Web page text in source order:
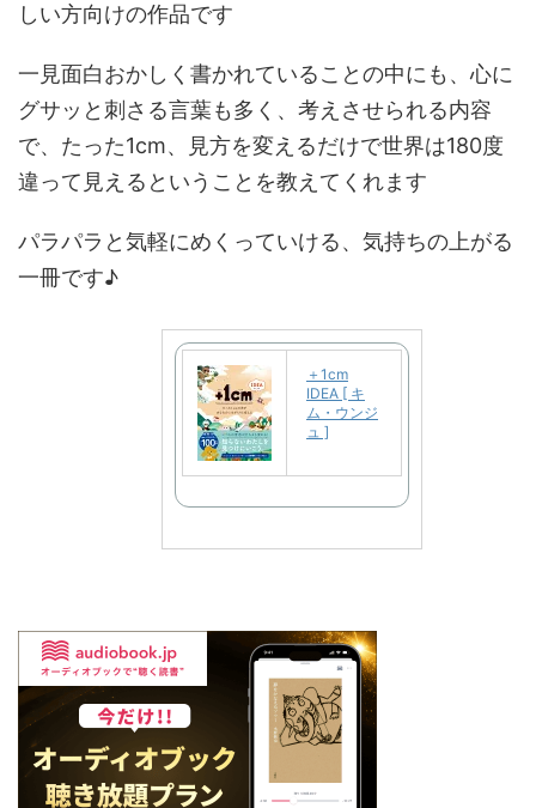
しい方向けの作品です
一見面白おかしく書かれていることの中にも、心に
グサッと刺さる言葉も多く、考えさせられる内容
で、たった1cm、見方を変えるだけで世界は180度
違って見えるということを教えてくれます
パラパラと気軽にめくっていける、気持ちの上がる
一冊です♪
＋1cm
IDEA [ キ
ム・ウンジ
ュ ]